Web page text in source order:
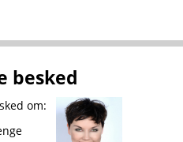
besked
om: